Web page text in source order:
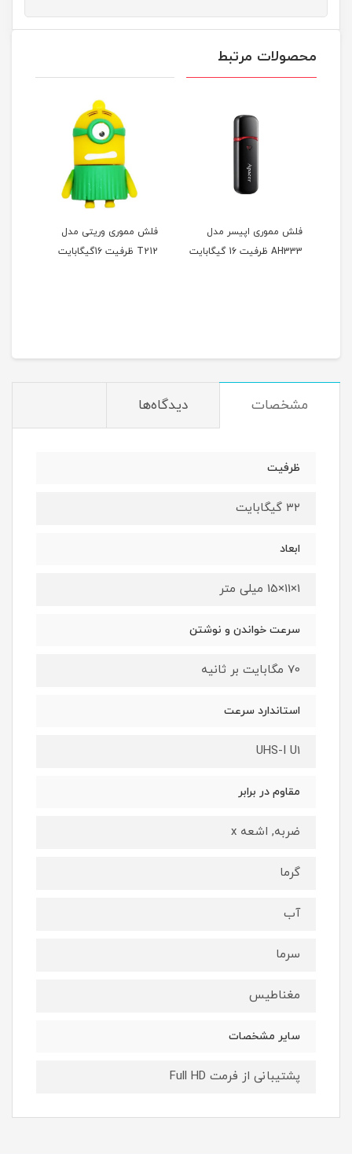
محصولات مرتبط
فلش مموری اپیسر مدل
AH333 ظرفیت 16 گیگابایت
فلش مموری وریتی مدل
T212 ظرفیت 16گیگابایت
مشخصات دیدگاه‌ها
ظرفیت
۳۲ گیگابایت
ابعاد
1×11×15 میلی متر
سرعت خواندن و نوشتن
70 مگابایت بر ثانیه
استاندارد سرعت
UHS-I U1
مقاوم در برابر
ضربه, اشعه x
گرما
آب
سرما
مغناطیس
سایر مشخصات
پشتیبانی از فرمت Full HD